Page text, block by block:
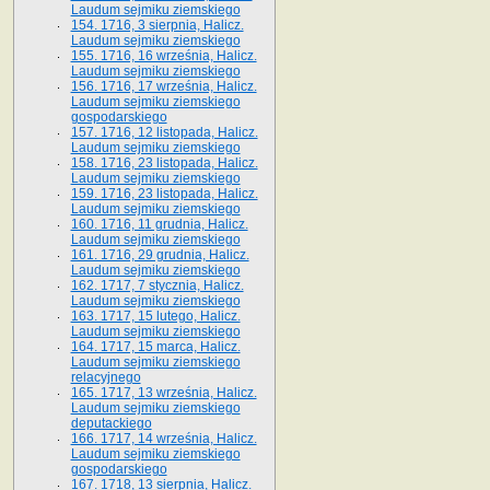
Laudum sejmiku ziemskiego
154. 1716, 3 sierpnia, Halicz.
Laudum sejmiku ziemskiego
155. 1716, 16 września, Halicz.
Laudum sejmiku ziemskiego
156. 1716, 17 września, Halicz.
Laudum sejmiku ziemskiego
gospodarskiego
157. 1716, 12 listopada, Halicz.
Laudum sejmiku ziemskiego
158. 1716, 23 listopada, Halicz.
Laudum sejmiku ziemskiego
159. 1716, 23 listopada, Halicz.
Laudum sejmiku ziemskiego
160. 1716, 11 grudnia, Halicz.
Laudum sejmiku ziemskiego
161. 1716, 29 grudnia, Halicz.
Laudum sejmiku ziemskiego
162. 1717, 7 stycznia, Halicz.
Laudum sejmiku ziemskiego
163. 1717, 15 lutego, Halicz.
Laudum sejmiku ziemskiego
164. 1717, 15 marca, Halicz.
Laudum sejmiku ziemskiego
relacyjnego
165. 1717, 13 września, Halicz.
Laudum sejmiku ziemskiego
deputackiego
166. 1717, 14 września, Halicz.
Laudum sejmiku ziemskiego
gospodarskiego
167. 1718, 13 sierpnia, Halicz.